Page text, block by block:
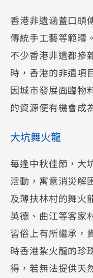
香港非遺涵蓋口頭
傳統手工藝等範疇
不少香港非遺都摻
時，香港的非遺項
因城市發展面臨物
的資源便有機會成
大坑舞火龍
每逢中秋佳節，大
活動，寓意消災解
及薄扶林村的舞火
英德、曲江等客家
習俗上有所繼承，
時香港紮火龍的珍
得，若無法提供天